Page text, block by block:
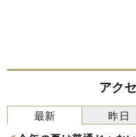
アク
最新 昨日